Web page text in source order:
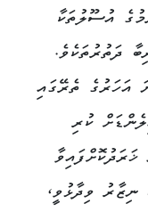
އުސޫލުތަކާ
ދަތުރުތަކެވެ.
2023 އަދި 2024 ވަނަ އަހަރުގެ ތެރޭގައި
ކުރި
ރުފިޔާ ޚަރަދުކޮށްފައިވާ
ވިދާޅުވީ،